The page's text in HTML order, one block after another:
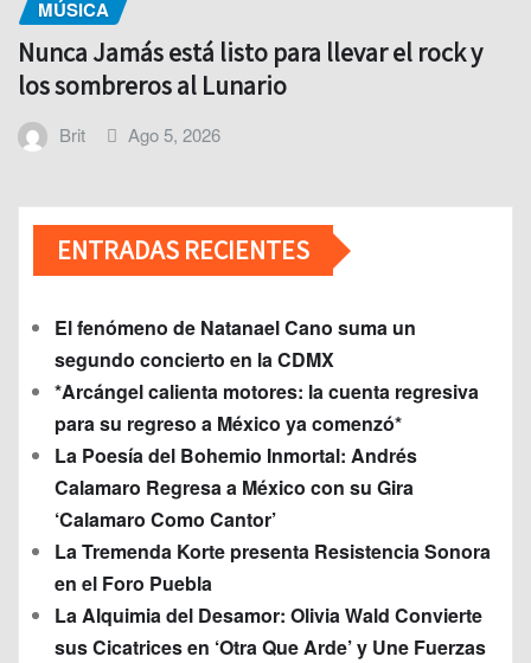
MÚSICA
Nunca Jamás está listo para llevar el rock y
los sombreros al Lunario
Brit Ago 5, 2026
ENTRADAS RECIENTES
El fenómeno de Natanael Cano suma un
segundo concierto en la CDMX
*Arcángel calienta motores: la cuenta regresiva
para su regreso a México ya comenzó*
La Poesía del Bohemio Inmortal: Andrés
Calamaro Regresa a México con su Gira
‘Calamaro Como Cantor’
La Tremenda Korte presenta Resistencia Sonora
en el Foro Puebla
La Alquimia del Desamor: Olivia Wald Convierte
sus Cicatrices en ‘Otra Que Arde’ y Une Fuerzas